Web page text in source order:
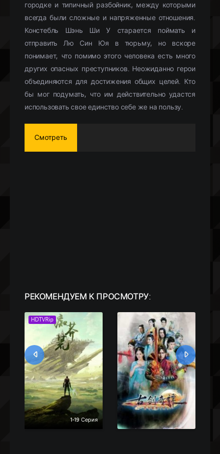
городке и типичный разбойник, между которыми
всегда были сложные и напряженные отношения.
Констебль Шэнь Ши У старается поймать и
отправить Лю Син Юя в тюрьму, но вскоре
понимает, что помимо этого человека есть много
других опасных преступников. Неожиданно герои
объединяются для достижения общих целей. Кто
бы мог подумать, что им действительно удастся
использовать свое единство себе же на пользу.
Смотреть
РЕКОМЕНДУЕМ К ПРОСМОТРУ:
HDTVRip
1-19 Серия